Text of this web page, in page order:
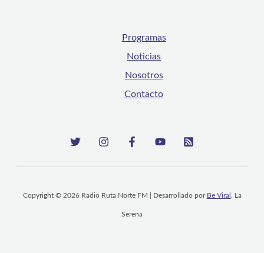
Programas
Noticias
Nosotros
Contacto
Copyright © 2026 Radio Ruta Norte FM | Desarrollado por Be Viral , La
Serena